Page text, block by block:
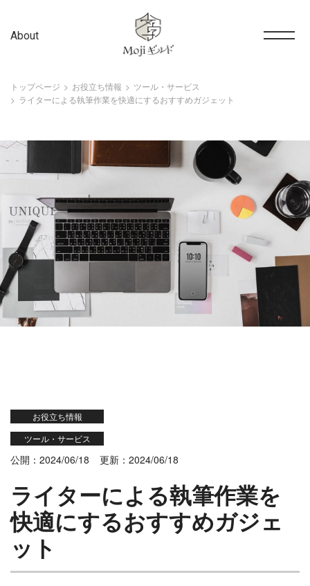
About
トップページ お役立ち情報
ツール・サービス
ライターによる執筆作業を快適にするおすすめガジェット
お役立ち情報
ツール・サービス
公開：2024/06/18 更新：2024/06/18
ライターによる執筆作業を
快適にするおすすめガジェ
ット